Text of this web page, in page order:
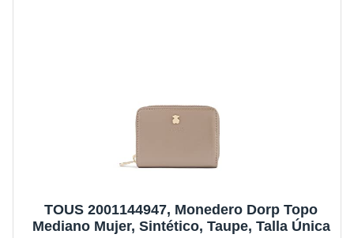
TOUS 2001144947, Monedero Dorp Topo
Mediano Mujer, Sintético, Taupe, Talla Única